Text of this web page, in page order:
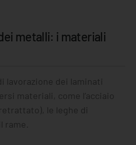
metalli: i materiali
lavorazione dei laminati
materiali, come l’acciaio
le leghe di
rame.